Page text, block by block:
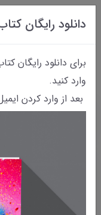
دانلود رایگان
برای دانلود رایگان
وارد کنید.
بعد از وارد کردن